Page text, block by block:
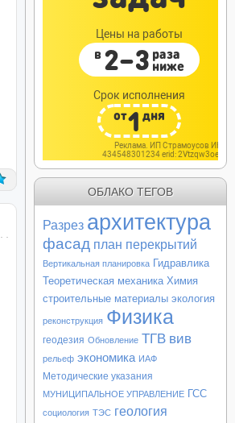
ОБЛАКО ТЕГОВ
Разрез архитектура
фасад план перекрытий
Вертикальная планировка Гидравлика
Теоретическая механика Химия
строительные материалы экология
реконструкция Физика
геодезия Обновление ТГВ вив
рельеф экономика ИАФ
Методические указания
МУНИЦИПАЛЬНОЕ УПРАВЛЕНИЕ ГСС
социология ТЭС геология